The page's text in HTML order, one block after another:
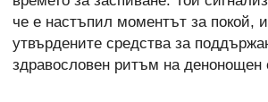
че е настъпил моментът за покой,
утвърдените средства за
здравословен ритъм на денонощен